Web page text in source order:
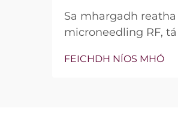
Sa mhargadh
microneedling RF,
níl an cheist fíor i
FEICHDH NÍOS MHÓ